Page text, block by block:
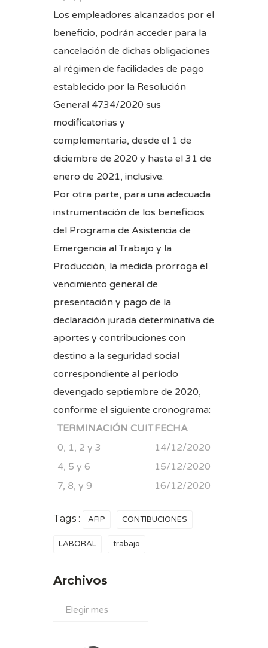
Los empleadores alcanzados por el
beneficio, podrán acceder para la
cancelación de dichas obligaciones
al régimen de facilidades de pago
establecido por la Resolución
General 4734/2020 sus
modificatorias y
complementaria, desde el 1 de
diciembre de 2020 y hasta el 31 de
enero de 2021, inclusive.
Por otra parte, para una adecuada
instrumentación de los beneficios
del Programa de Asistencia de
Emergencia al Trabajo y la
Producción, la medida prorroga el
vencimiento general de
presentación y pago de la
declaración jurada determinativa de
aportes y contribuciones con
destino a la seguridad social
correspondiente al período
devengado septiembre de 2020,
conforme el siguiente cronograma:
TERMINACIÓN CUITFECHA
0, 1, 2 y 3
14/12/2020
4, 5 y 6
15/12/2020
7, 8, y 9
16/12/2020
Tags : AFIP CONTIBUCIONES
LABORAL trabajo
Archivos
Archivos